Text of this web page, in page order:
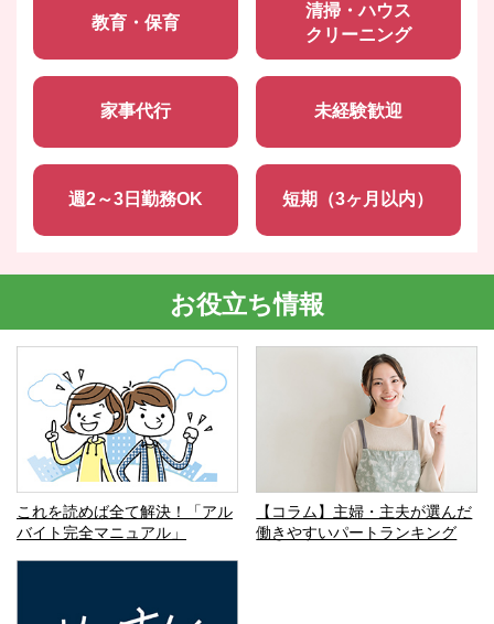
教育・保育
清掃・ハウス
クリーニング
家事代行 未経験歓迎
週2～3日勤務OK 短期（3ヶ月以内）
お役立ち情報
これを読めば全て解決！「アル
バイト完全マニュアル」
【コラム】主婦・主夫が選んだ
働きやすいパートランキング